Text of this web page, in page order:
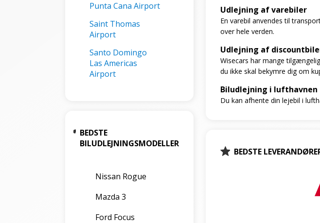
Punta Cana Airport
Saint Thomas
Airport
Santo Domingo
Las Americas
Airport
BEDSTE
BILUDLEJNINGSMODELLER
Nissan Rogue
Mazda 3
Ford Focus
Udlejning af varebiler
En varebil anvendes til
over hele verden.
Udlejning af
Wisecars har mange
du ikke skal bekymre dig om
Biludlejning i lufthavnen
Du kan afhente din lejebil i
BEDSTE